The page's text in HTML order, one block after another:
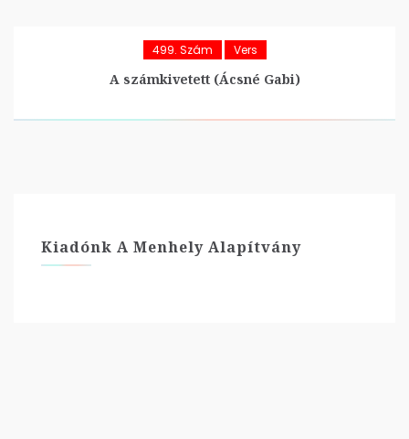
499. Szám Vers
A számkivetett (Ácsné Gabi)
Kiadónk A Menhely Alapítvány